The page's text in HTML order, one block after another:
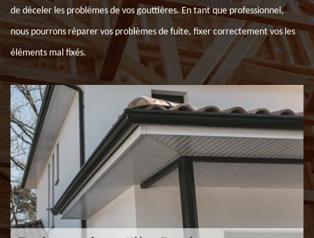
de déceler les problèmes de vos gouttières. En tant que professionnel,
nous pourrons réparer vos problèmes de fuite, fixer correctement vos les
éléments mal fixés.